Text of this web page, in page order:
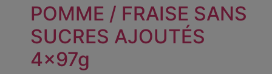
POMME / FRAISE SANS
SUCRES AJOUTÉS
4x97g